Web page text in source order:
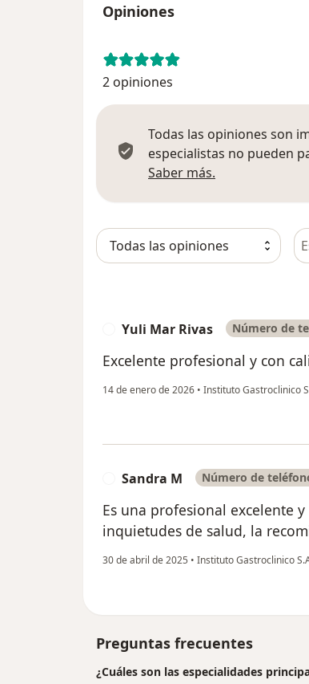
Opiniones
2 opiniones
Todas las opiniones son
especialistas no pueden
Saber más.
Yuli Mar Rivas Número de
Excelente profesional y con
14 de enero de 2026 • Instituto Gastroclinico
Sandra M Número de
Es una profesional excelente
inquietudes de salud, la
30 de abril de 2025 • Instituto Gastroclinico
Preguntas frecuentes
¿Cuáles son las especialidades